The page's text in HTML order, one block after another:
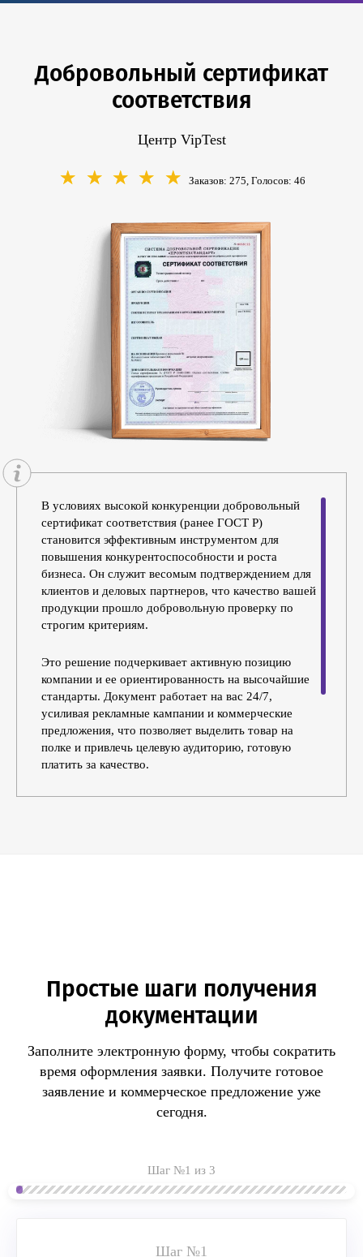
Добровольный сертификат
соответствия
Центр VipTest
Заказов: 275, Голосов: 46
☆
☆
☆
☆
☆
В условиях высокой конкуренции добровольный
сертификат соответствия (ранее ГОСТ Р)
становится эффективным инструментом для
повышения конкурентоспособности и роста
бизнеса. Он служит весомым подтверждением для
клиентов и деловых партнеров, что качество вашей
продукции прошло добровольную проверку по
строгим критериям.
Это решение подчеркивает активную позицию
компании и ее ориентированность на высочайшие
стандарты. Документ работает на вас 24/7,
усиливая рекламные кампании и коммерческие
предложения, что позволяет выделить товар на
полке и привлечь целевую аудиторию, готовую
платить за качество.
Таким образом, затраты на добровольную
Простые шаги получения
документации
Заполните электронную форму, чтобы сократить
время оформления заявки. Получите готовое
заявление и коммерческое предложение уже
сегодня.
Шаг №1 из 3
Шаг №1